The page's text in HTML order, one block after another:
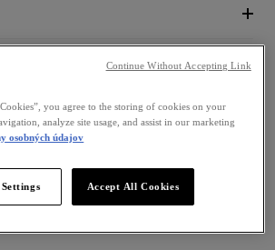
KÚPIŤ ONLINE
you agree to the storing of cookies on your
analyze site usage, and assist in our marketing
osobných údajov
Accept All Cookies
Continue Without Accepting Link